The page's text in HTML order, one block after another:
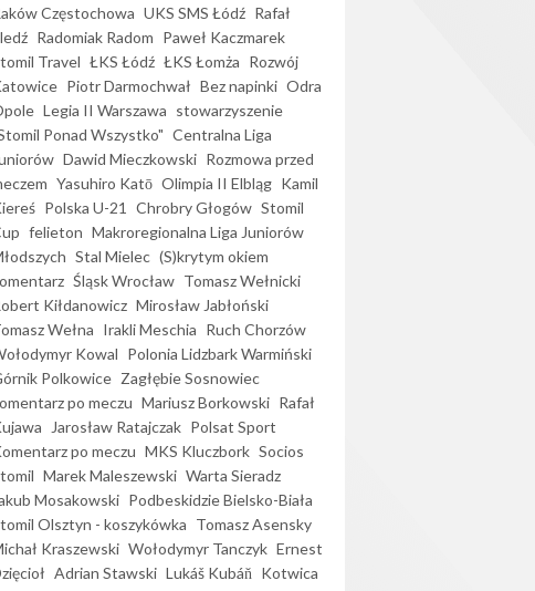
Częstochowa UKS SMS Łódź Rafał
Radomiak Radom Paweł Kaczmarek
Travel ŁKS Łódź ŁKS Łomża Rozwój
Piotr Darmochwał Bez napinki Odra
Legia II Warszawa stowarzyszenie
Ponad Wszystko" Centralna Liga
Dawid Mieczkowski Rozmowa przed
Yasuhiro Katō Olimpia II Elbląg Kamil
Polska U-21 Chrobry Głogów Stomil
felieton Makroregionalna Liga Juniorów
Stal Mielec (S)krytym okiem
Śląsk Wrocław Tomasz Wełnicki
Kiłdanowicz Mirosław Jabłoński
Wełna Irakli Meschia Ruch Chorzów
Kowal Polonia Lidzbark Warmiński
Polkowice Zagłębie Sosnowiec
po meczu Mariusz Borkowski Rafał
Jarosław Ratajczak Polsat Sport
po meczu MKS Kluczbork Socios
Marek Maleszewski Warta Sieradz
Mosakowski Podbeskidzie Bielsko-Biała
Olsztyn - koszykówka Tomasz Asensky
Kraszewski Wołodymyr Tanczyk Ernest
Adrian Stawski Lukáš Kubáň Kotwica